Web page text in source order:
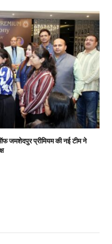
प्रीमियम की नई टीम ने